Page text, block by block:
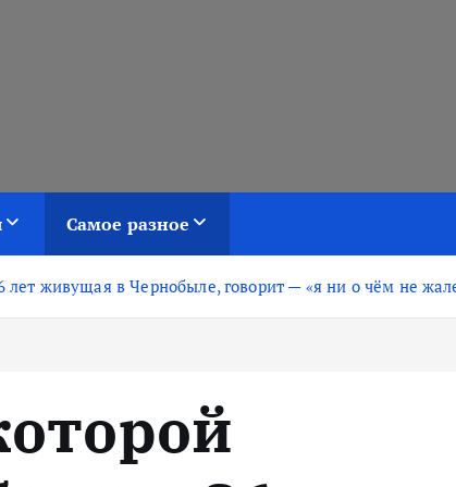
Самое разное
лет живущая в Чернобыле, говорит — «я ни о чём не